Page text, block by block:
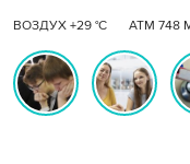
ВОЗДУХ +29 °C АТМ 748